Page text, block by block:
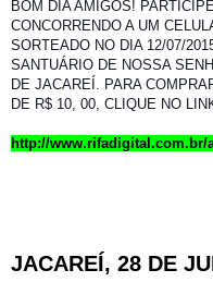
BOM DIA AMIGOS!
CONCORRENDO A UM
SORTEADO NO DIA 12/07/
SANTUÁRIO DE NOSSA
DE JACAREÍ. PARA
DE R$ 10, 00, CLIQUE NO
http://www.rifadigital.com.br/
JACAREÍ, 28 DE